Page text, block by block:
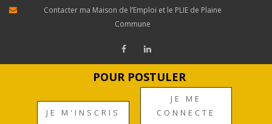
Contacter ma Maison de l’Emploi et le PLIE de Plaine
Commune
POUR POSTULER
JE M'INSCRIS
JE ME
CONNECTE